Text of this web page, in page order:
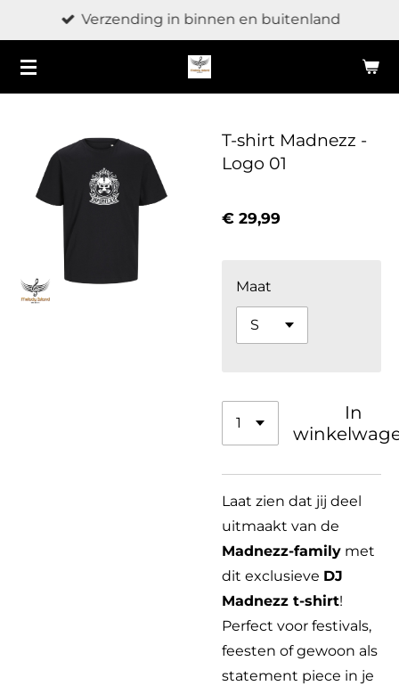
direct
naar
de
Verzending in binnen en buitenland
T-shirt Madnezz -
Logo 01
€ 29,99
Maat
In
Laat zien dat jij deel
uitmaakt van de
Madnezz-family met
dit exclusieve DJ
Madnezz t-shirt!
Perfect voor festivals,
feesten of gewoon als
statement piece in je